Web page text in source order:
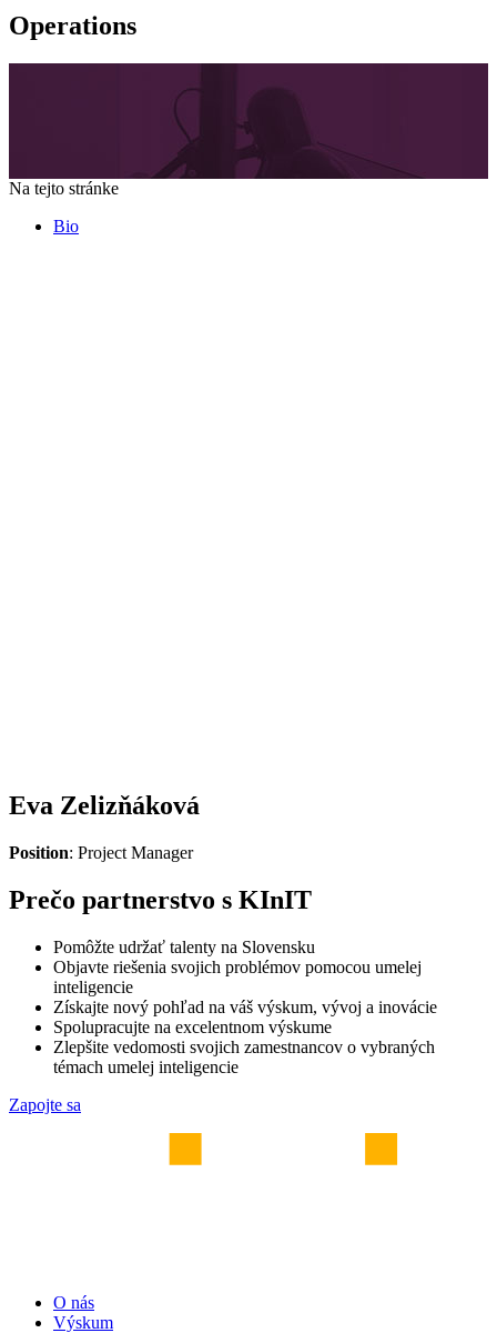
Operations
Na tejto stránke
Bio
Eva Zelizňáková
Position: Project Manager
Prečo partnerstvo s KInIT
Pomôžte udržať talenty na Slovensku
Objavte riešenia svojich problémov pomocou umelej
inteligencie
Získajte nový pohľad na váš výskum, vývoj a inovácie
Spolupracujte na excelentnom výskume
Zlepšite vedomosti svojich zamestnancov o vybraných
témach umelej inteligencie
Zapojte sa
O nás
Výskum